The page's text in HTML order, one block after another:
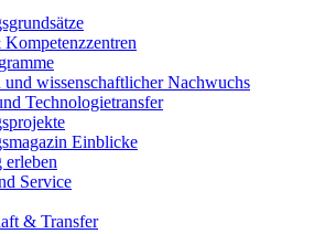
und wissenschaftlicher Nachwuchs
Technologietransfer
Einblicke
erleben
Service
& Transfer